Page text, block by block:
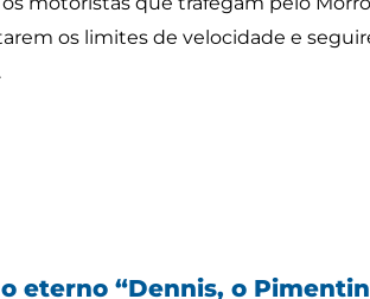
os limites de velocidade e